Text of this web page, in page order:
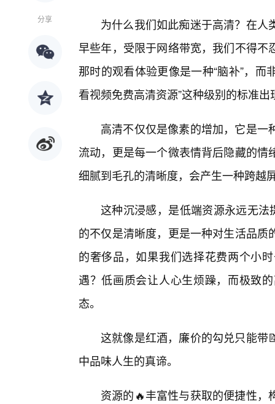
分享
为什么我们如此痴迷于高清？在
早些年，受限于网络带宽，我们不得
那时的观看体验更像是一种“脑补”，而
看视频免费高清资源”这种级别的标准
高清不仅仅是像素的增加，它是
流动，更是每一个微表情背后隐藏的
细腻到毛孔的清晰度，会产生一种跨越
这种沉浸感，是低端资源永远无法
的不仅是清晰度，更是一种对生活品
的奢侈品，如果我们选择花费两个小
遇？低画质会让人心生烦躁，而极致
态。
这就像是红酒，廉价的勾兑只能带
中品味人生的真谛。
资源的🔥丰富性与获取的便捷性